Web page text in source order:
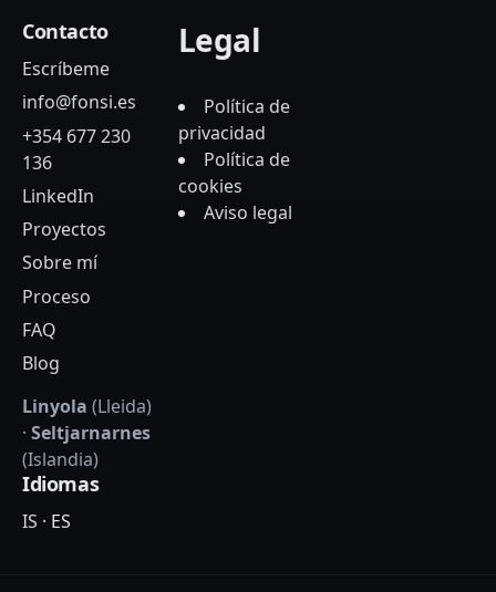
Contacto
Escríbeme
info@fonsi.es
+354 677 230
136
LinkedIn
Proyectos
Sobre mí
Proceso
FAQ
Blog
Linyola (Lleida)
· Seltjarnarnes
(Islandia)
Idiomas
IS · ES
Legal
Política de
privacidad
Política de
cookies
Aviso legal